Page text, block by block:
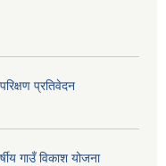
प्रतिवेदन
गाउँ विकाश योजना